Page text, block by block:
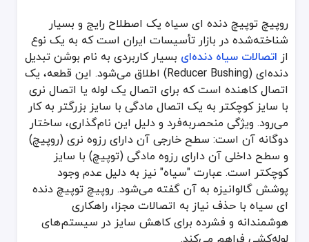
روپیچ توپیچ دنده ای سیاه یک اصطلاح رایج و بسیار شناخته‌شده در
ساختار و طراحی هوشمندانه روپیچ توپیچ دنده
طراحی روپیچ توپیچ دنده ای سیاه در عین سادگی، یک راه حل
بدنه اصلی (Body): یک بدنه استوانه‌ای یا شش‌ضلعی.
رزوه خارجی نری (Male Thread): همان "روپیچ" که برای پیچانده شدن به داخل یک اتصال مادگی با سایز بزرگتر طراحی شده است.
رزوه داخلی مادگی (Female Thread): همان "توپیچ" که سایز کوچکتری نسبت به رزوه خارجی دارد و برای پذیرش یک اتصال نری با سایز کوچکتر طراحی شده است.
مزیت کلیدی این طراحی، کاهش تعداد اتصالات، کاهش نقاط بالقوه
فرآیند تولید و متریال روپیچ توپیچ دنده ای سیاه
این اتصالات بسته به کاربرد، از مواد و فرآیندهای تولید متفاوتی
روپیچ توپیچ چدنی
روپیچ توپیچ دنده ای سیاه یک اصطلاح رایج و بسیار
شناخته‌شده در بازار تأسیسات ایران است که به یک نوع
از اتصالات سیاه دنده‌ای بسیار کاربردی به نام بوشن تبدیل
دنده‌ای (Reducer Bushing) اطلاق می‌شود. این قطعه، یک
اتصال کاهنده است که برای اتصال یک لوله یا اتصال نری
با سایز کوچکتر به یک اتصال مادگی با سایز بزرگتر به کار
می‌رود. ویژگی منحصربه‌فرد و دلیل این نام‌گذاری، ساختار
دوگانه آن است: سطح خارجی آن دارای رزوه نری (روپیچ)
و سطح داخلی آن دارای رزوه مادگی (توپیچ) با سایز
کوچکتر است. عبارت "سیاه" نیز به دلیل عدم وجود
پوشش گالوانیزه به آن گفته می‌شود. روپیچ توپیچ دنده
ای سیاه با حذف نیاز به اتصالات مجزا، راهکاری
هوشمندانه و فشرده برای کاهش سایز در سیستم‌های